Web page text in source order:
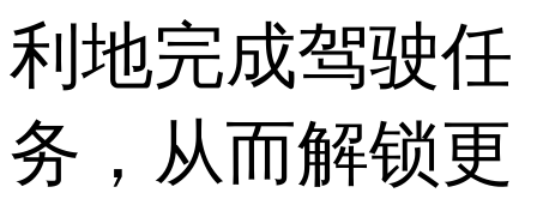
利地完成驾驶任
务，从而解锁更